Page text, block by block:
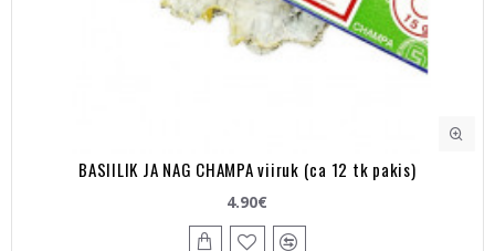
BASIILIK JA NAG CHAMPA viiruk (ca 12 tk pakis)
4.90€